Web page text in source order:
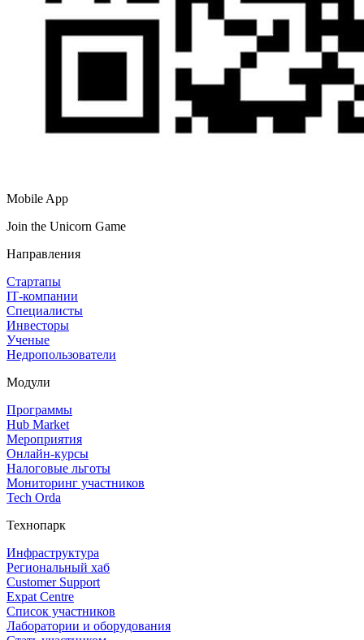
Mobile App
Join the Unicorn Game
Направления
Стартапы
IT‑компании
Специалисты
Инвесторы
Ученые
Недропользователи
Модули
Программы
Hub Market
Мероприятия
Онлайн‑курсы
Налоговые льготы
Мониторинг участников
Tech Orda
Технопарк
Инфраструктура
Региональный хаб
Customer Support
Expat Centre
Список участников
Лаборатории и оборудования